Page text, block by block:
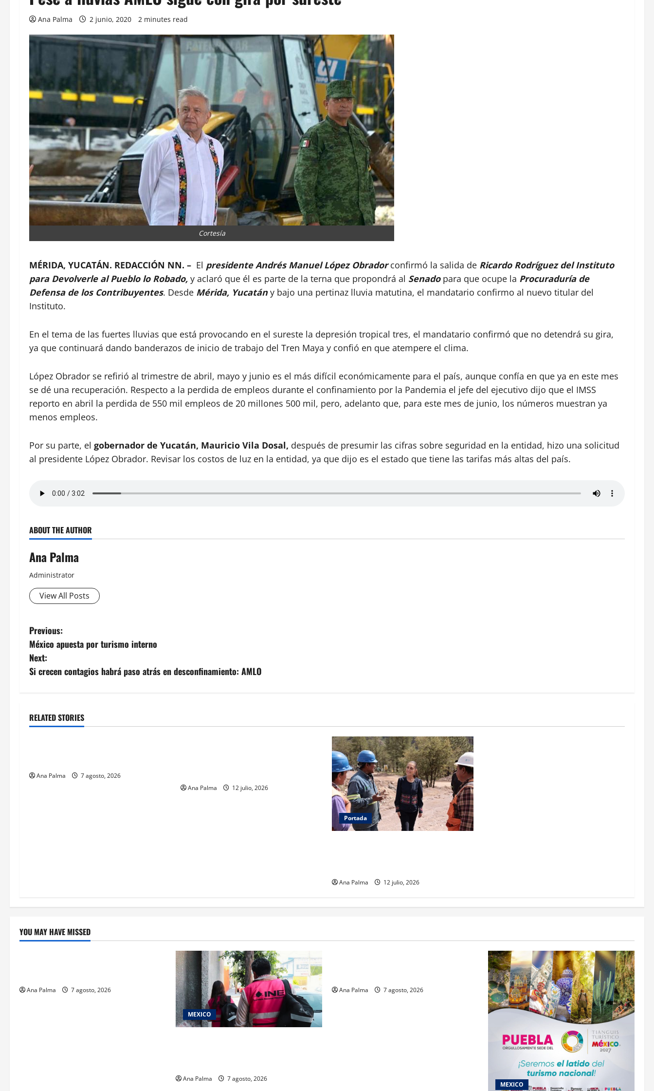
Ana Palma 2 junio, 2020 2 minutes read
Cortesía
MÉRIDA, YUCATÁN. REDACCIÓN NN. – El presidente Andrés Manuel López Obradorconfirmó la salida de Ricardo Rodríguez del Instituto
para Devolverle al Pueblo lo Robado, y aclaró que él es parte de la terna que propondrá al Senado para que ocupe la Procuraduría de
Defensa de los Contribuyentes. Desde Mérida, Yucatány bajo una pertinaz lluvia matutina, el mandatario confirmo al nuevo titular del
Instituto.
En el tema de las fuertes lluvias que está provocando en el sureste la depresión tropical tres, el mandatario confirmó que no detendrá su gira,
ya que continuará dando banderazos de inicio de trabajo del Tren Maya y confió en que atempere el clima.
López Obrador se refirió al trimestre de abril, mayo y junio es el más difícil económicamente para el país, aunque confía en que ya en este mes
se dé una recuperación. Respecto a la perdida de empleos durante el confinamiento por la Pandemia el jefe del ejecutivo dijo que el IMSS
reporto en abril la perdida de 550 mil empleos de 20 millones 500 mil, pero, adelanto que, para este mes de junio, los números muestran ya
menos empleos.
Por su parte, el gobernador de Yucatán, Mauricio Vila Dosal, después de presumir las cifras sobre seguridad en la entidad, hizo una solicitud
al presidente López Obrador. Revisar los costos de luz en la entidad, ya que dijo es el estado que tiene las tarifas más altas del país.
ABOUT THE AUTHOR
Ana Palma
Administrator
View All Posts
Post
navigation
Previous:
México apuesta por turismo interno
Next:
Si crecen contagios habrá paso atrás en desconfinamiento: AMLO
RELATED STORIES
Estados Portada
Ana Palma 7 agosto, 2026
Ana Palma 12 julio, 2026
Portada
Ana Palma 12 julio, 2026
YOU MAY HAVE MISSED
Educación
Ana Palma 7 agosto, 2026
MEXICO
Ana Palma 7 agosto, 2026
Ana Palma 7 agosto, 2026
MEXICO